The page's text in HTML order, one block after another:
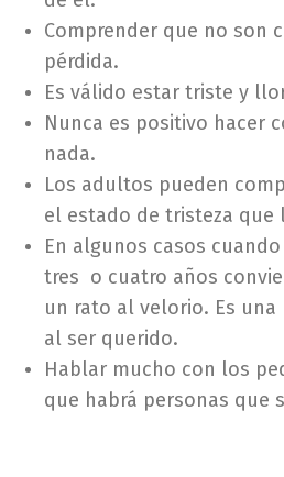
Comprender que no son
pérdida.
Es válido estar triste y
Nunca es positivo hacer
nada.
Los adultos pueden
el estado de tristeza que
En algunos casos
tres o cuatro años
un rato al velorio. Es
al ser querido.
Hablar mucho con los
que habrá personas que